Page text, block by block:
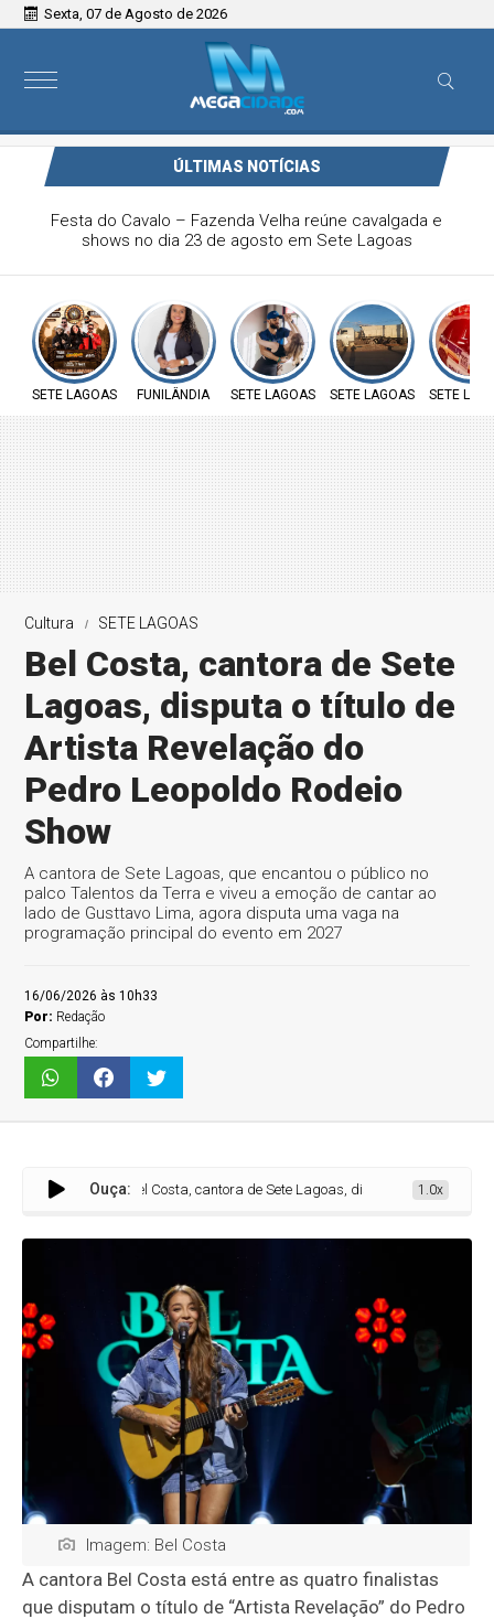
Sexta, 07 de Agosto de 2026
ÚLTIMAS NOTÍCIAS
Vereadora Carol Moura apresenta requerimento na defesa
sobre insalubridade aos servidores públicos e ao direito à
SETE LAGOAS FUNILÂNDIA SETE LAGOAS SETE LAGOAS SETE
Cultura SETE LAGOAS
Bel Costa, cantora de Sete
Lagoas, disputa o título de
Artista Revelação do
Pedro Leopoldo Rodeio
Show
A cantora de Sete Lagoas, que encantou o público no
palco Talentos da Terra e viveu a emoção de cantar ao
lado de Gusttavo Lima, agora disputa uma vaga na
programação principal do evento em 2027
16/06/2026 às 10h33
Por: Redação
Compartilhe:
Ouça:
Bel Costa, cantora de Sete Lagoas, disputa o título de Artista1.0x
Imagem: Bel Costa
A cantora Bel Costa está entre as quatro finalistas
que disputam o título de “Artista Revelação” do Pedro